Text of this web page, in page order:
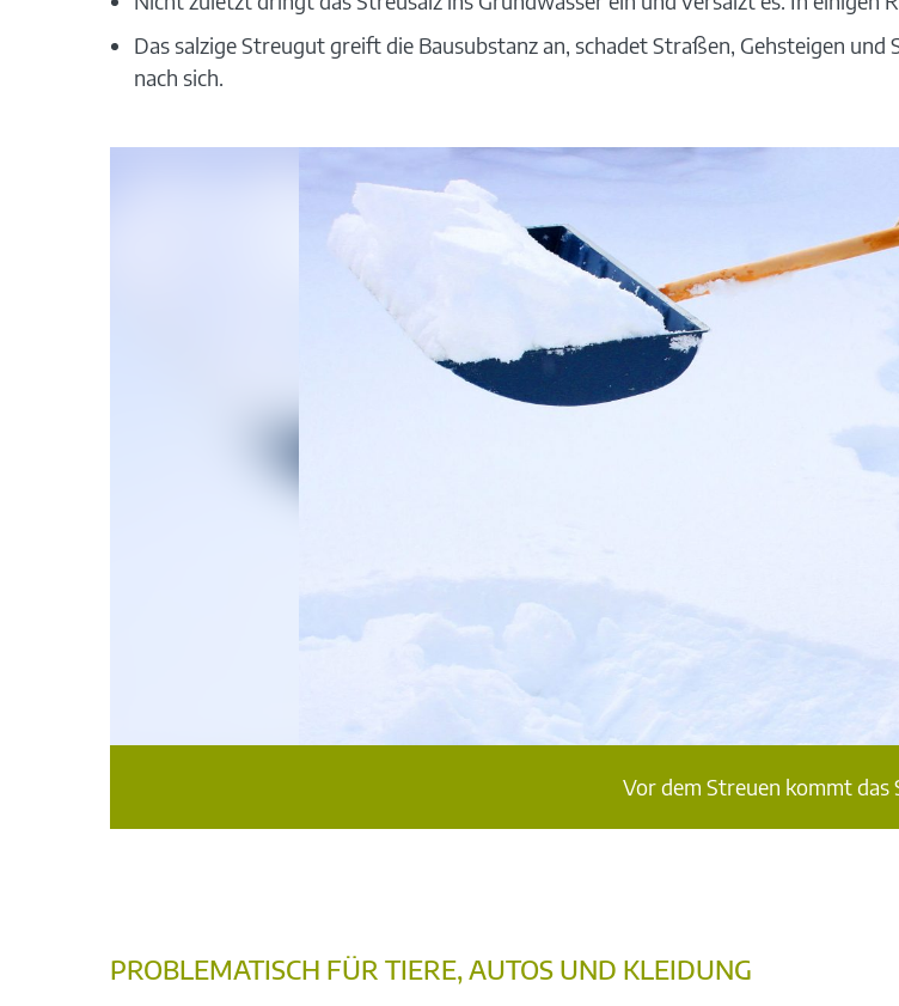
Das salzige Streugut greift die Bausubstanz an, schadet Straßen, Gehsteigen
nach sich.
Vor dem Streuen kommt das
PROBLEMATISCH FÜR TIERE, AUTOS UND KLEIDUNG